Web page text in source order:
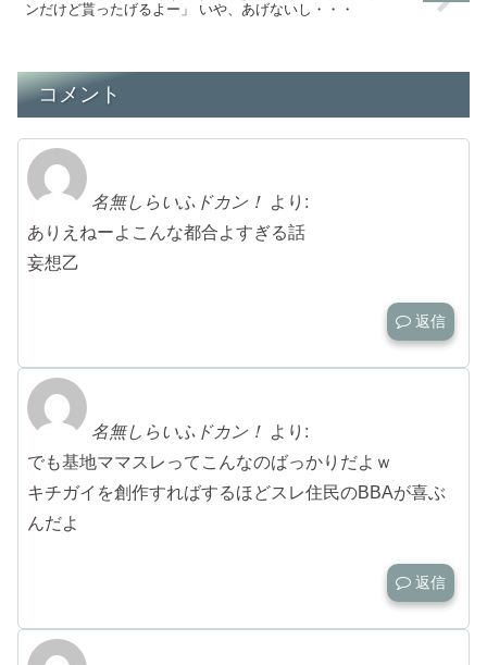
ンだけど貰ったげるよー」 いや、あげないし・・・
コメント
名無しらいふドカン！ より:
ありえねーよこんな都合よすぎる話
妄想乙
返信
名無しらいふドカン！ より:
でも基地ママスレってこんなのばっかりだよｗ
キチガイを創作すればするほどスレ住民のBBAが喜ぶ
んだよ
返信